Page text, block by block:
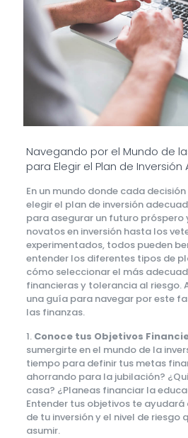
Navegando por el Mundo de
para Elegir el Plan de
En un mundo donde cada
elegir el plan de inversión
para asegurar un futuro próspero
novatos en inversión hasta los
experimentados, todos pueden
entender los diferentes tipos de
cómo seleccionar el más
financieras y tolerancia al riesgo.
una guía para navegar por este
las finanzas.
1. Conoce tus Objetivos
sumergirte en el mundo de la
tiempo para definir tus metas
ahorrando para la jubilación?
casa? ¿Planeas financiar la
Entender tus objetivos te
de tu inversión y el nivel de riesgo
asumir.